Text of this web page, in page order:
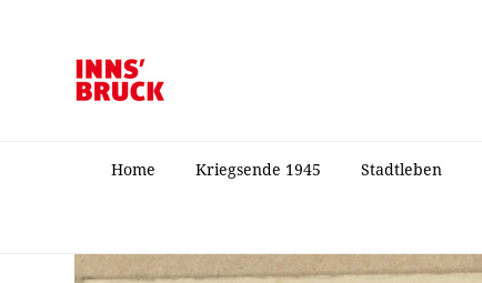
Home Kriegsende 1945 Stadtleben